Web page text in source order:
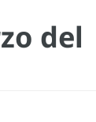
del